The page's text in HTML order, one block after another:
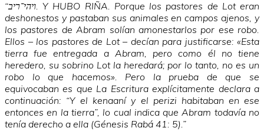
“ויהי־ריב. Y HUBO RIÑA. Porque los pastores de Lot eran
deshonestos y pastaban sus animales en campos ajenos, y
los pastores de Abram solían amonestarlos por ese robo.
Ellos – los pastores de Lot – decían para justificarse: «Esta
tierra fue entregada a Abram, pero como él no tiene
heredero, su sobrino Lot la heredará; por lo tanto, no es un
robo lo que hacemos». Pero la prueba de que se
equivocaban es que La Escritura explícitamente declara a
continuación: “Y el kenaaní y el perizi habitaban en ese
entonces en la tierra”, lo cual indica que Abram todavía no
tenía derecho a ella (Génesis Rabá 41: 5).”